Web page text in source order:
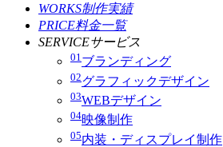
WORKS制作実績
PRICE料金一覧
SERVICEサービス
01ブランディング
02グラフィックデザイン
03WEBデザイン
04映像制作
05内装・ディスプレイ制作